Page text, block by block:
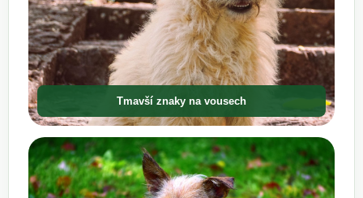
Tmavší znaky na vousech